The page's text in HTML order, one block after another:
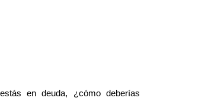
en deuda, ¿cómo deberías